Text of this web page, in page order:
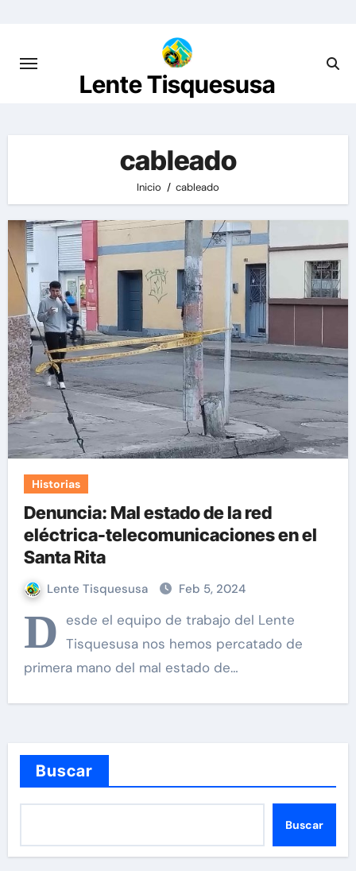
contenido
Lente Tisquesusa
cableado
Inicio cableado
Historias
Denuncia: Mal estado de la red
eléctrica-telecomunicaciones en el
Santa Rita
Lente Tisquesusa Feb 5, 2024
D esde el equipo de trabajo del Lente
Tisquesusa nos hemos percatado de
primera mano del mal estado de…
Buscar
Buscar